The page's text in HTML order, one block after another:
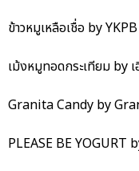
ข้าวหมูเหลือเชื่อ by YKPB
เม้งหมูทอดกระเทียม by
Granita Candy by
PLEASE BE YOGURT